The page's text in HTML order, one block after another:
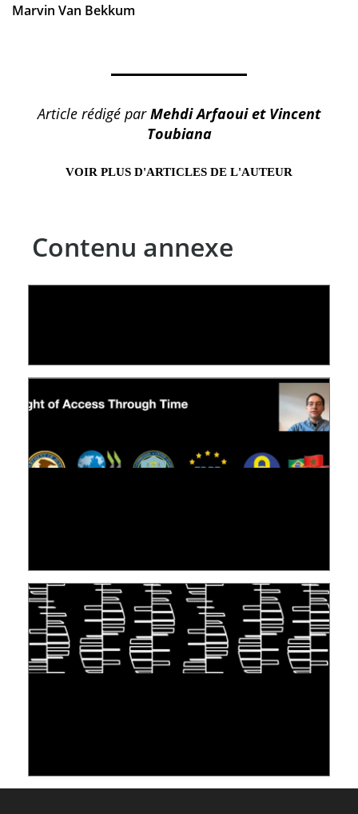
Marvin Van Bekkum
Article rédigé parMehdi Arfaoui et Vincent
Toubiana
VOIR PLUS D'ARTICLES DE L'AUTEUR
Contenu annexe